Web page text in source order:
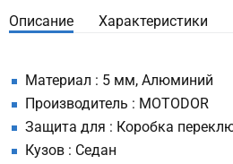
Описание Характеристики
Материал : 5 мм, Алюминий
Производитель : MOTODOR
Защита для : Коробка
Кузов : Седан